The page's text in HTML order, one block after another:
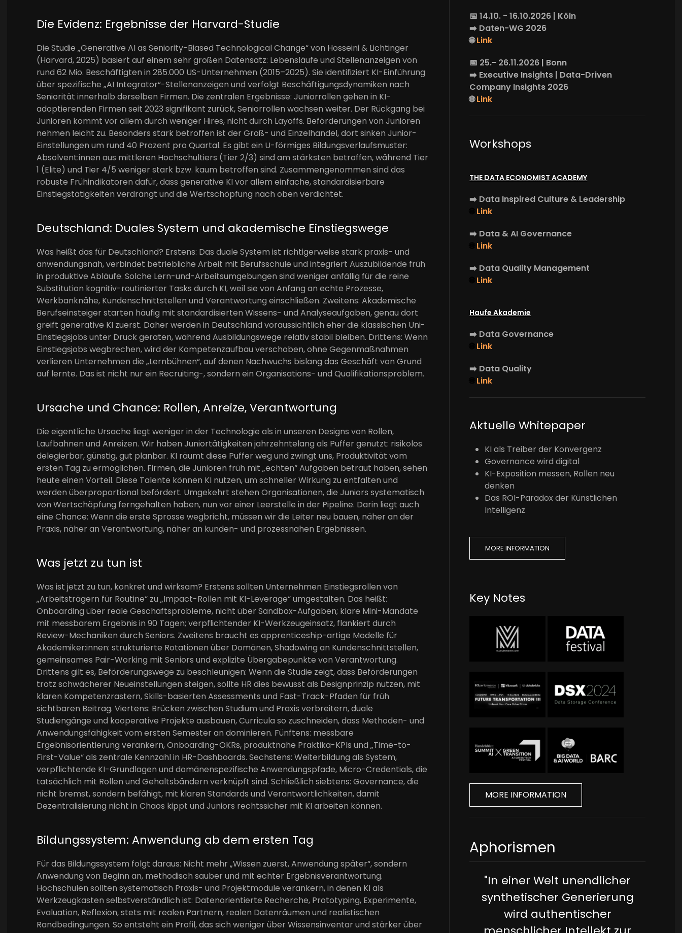
Die Evidenz: Ergebnisse der Harvard-Studie
Die Studie „Generative AI as Seniority-Biased Technological Change“ von Hosseini & Lichtinger
(Harvard, 2025) basiert auf einem sehr großen Datensatz: Lebensläufe und Stellenanzeigen von
rund 62 Mio. Beschäftigten in 285.000 US-Unternehmen (2015–2025). Sie identifiziert KI-Einführung
über spezifische „AI Integrator“-Stellenanzeigen und verfolgt Beschäftigungsdynamiken nach
Seniorität innerhalb derselben Firmen. Die zentralen Ergebnisse: Juniorrollen gehen in KI-
adoptierenden Firmen seit 2023 signifikant zurück, Seniorrollen wachsen weiter. Der Rückgang bei
Junioren kommt vor allem durch weniger Hires, nicht durch Layoffs. Beförderungen von Junioren
nehmen leicht zu. Besonders stark betroffen ist der Groß- und Einzelhandel, dort sinken Junior-
Einstellungen um rund 40 Prozent pro Quartal. Es gibt ein U-förmiges Bildungsverlaufsmuster:
Absolvent:innen aus mittleren Hochschultiers (Tier 2/3) sind am stärksten betroffen, während Tier
1 (Elite) und Tier 4/5 weniger stark bzw. kaum betroffen sind. Zusammengenommen sind das
robuste Frühindikatoren dafür, dass generative KI vor allem einfache, standardisierbare
Einstiegstätigkeiten verdrängt und die Wertschöpfung nach oben verdichtet.
Deutschland: Duales System und akademische Einstiegswege
Was heißt das für Deutschland? Erstens: Das duale System ist richtigerweise stark praxis- und
anwendungsnah, verbindet betriebliche Arbeit mit Berufsschule und integriert Auszubildende früh
in produktive Abläufe. Solche Lern-und-Arbeitsumgebungen sind weniger anfällig für die reine
Substitution kognitiv-routinierter Tasks durch KI, weil sie von Anfang an echte Prozesse,
Werkbanknähe, Kundenschnittstellen und Verantwortung einschließen. Zweitens: Akademische
Berufseinsteiger starten häufig mit standardisierten Wissens- und Analyseaufgaben, genau dort
greift generative KI zuerst. Daher werden in Deutschland voraussichtlich eher die klassischen Uni-
Einstiegsjobs unter Druck geraten, während Ausbildungswege relativ stabil bleiben. Drittens: Wenn
Einstiegsjobs wegbrechen, wird der Kompetenzaufbau verschoben, ohne Gegenmaßnahmen
verlieren Unternehmen die „Lernbühnen“, auf denen Nachwuchs bislang das Geschäft von Grund
auf lernte. Das ist nicht nur ein Recruiting-, sondern ein Organisations- und Qualifikationsproblem.
Ursache und Chance: Rollen, Anreize, Verantwortung
Die eigentliche Ursache liegt weniger in der Technologie als in unseren Designs von Rollen,
Laufbahnen und Anreizen. Wir haben Juniortätigkeiten jahrzehntelang als Puffer genutzt: risikolos
delegierbar, günstig, gut planbar. KI räumt diese Puffer weg und zwingt uns, Produktivität vom
ersten Tag zu ermöglichen. Firmen, die Junioren früh mit „echten“ Aufgaben betraut haben, sehen
heute einen Vorteil. Diese Talente können KI nutzen, um schneller Wirkung zu entfalten und
werden überproportional befördert. Umgekehrt stehen Organisationen, die Juniors systematisch
von Wertschöpfung ferngehalten haben, nun vor einer Leerstelle in der Pipeline. Darin liegt auch
eine Chance: Wenn die erste Sprosse wegbricht, müssen wir die Leiter neu bauen, näher an der
Praxis, näher an Verantwortung, näher an kunden- und prozessnahen Ergebnissen.
Was jetzt zu tun ist
Was ist jetzt zu tun, konkret und wirksam? Erstens sollten Unternehmen Einstiegsrollen von
„Arbeitsträgern für Routine“ zu „Impact-Rollen mit KI-Leverage“ umgestalten. Das heißt:
Onboarding über reale Geschäftsprobleme, nicht über Sandbox-Aufgaben; klare Mini-Mandate
mit messbarem Ergebnis in 90 Tagen; verpflichtender KI-Werkzeugeinsatz, flankiert durch
Review-Mechaniken durch Seniors. Zweitens braucht es apprenticeship-artige Modelle für
Akademiker:innen: strukturierte Rotationen über Domänen, Shadowing an Kundenschnittstellen,
gemeinsames Pair-Working mit Seniors und explizite Übergabepunkte von Verantwortung.
Drittens gilt es, Beförderungswege zu beschleunigen: Wenn die Studie zeigt, dass Beförderungen
trotz schwächerer Neueinstellungen steigen, sollte HR dies bewusst als Designprinzip nutzen, mit
klaren Kompetenzrastern, Skills-basierten Assessments und Fast-Track-Pfaden für früh
sichtbaren Beitrag. Viertens: Brücken zwischen Studium und Praxis verbreitern, duale
Studiengänge und kooperative Projekte ausbauen, Curricula so zuschneiden, dass Methoden- und
Anwendungsfähigkeit vom ersten Semester an dominieren. Fünftens: messbare
Ergebnisorientierung verankern, Onboarding-OKRs, produktnahe Praktika-KPIs und „Time-to-
First-Value“ als zentrale Kennzahl in HR-Dashboards. Sechstens: Weiterbildung als System,
verpflichtende KI-Grundlagen und domänenspezifische Anwendungspfade, Micro-Credentials, die
tatsächlich mit Rollen und Gehaltsbändern verknüpft sind. Schließlich siebtens: Governance, die
nicht bremst, sondern befähigt, mit klaren Standards und Verantwortlichkeiten, damit
Dezentralisierung nicht in Chaos kippt und Juniors rechtssicher mit KI arbeiten können.
Bildungssystem: Anwendung ab dem ersten Tag
Für das Bildungssystem folgt daraus: Nicht mehr „Wissen zuerst, Anwendung später“, sondern
Anwendung von Beginn an, methodisch sauber und mit echter Ergebnisverantwortung.
Hochschulen sollten systematisch Praxis- und Projektmodule verankern, in denen KI als
Werkzeugkasten selbstverständlich ist: Datenorientierte Recherche, Prototyping, Experimente,
Evaluation, Reflexion, stets mit realen Partnern, realen Datenräumen und realistischen
Randbedingungen. So entsteht ein Profil, das sich weniger über Wissensinventar und stärker über
📅 14.10. - 16.10.2026 | Köln
➡️ Daten-WG 2026
🌐Link
📅 25.- 26.11.2026 | Bonn
➡️ Executive Insights | Data-Driven
Company Insights 2026
🌐Link
Workshops
THE DATA ECONOMIST ACADEMY
➡️ Data Inspired Culture & Leadership
Link
➡️ Data & AI Governance
Link
➡️ Data Quality Management
Link
Haufe Akademie
➡️ Data Governance
Link
➡️ Data Quality
Link
Aktuelle Whitepaper
KI als Treiber der Konvergenz
Governance wird digital
KI-Exposition messen, Rollen neu
denken
Das ROI-Paradox der Künstlichen
Intelligenz
MORE INFORMATION
Key Notes
MORE INFORMATION
Aphorismen
"In einer Welt unendlicher
synthetischer Generierung
wird authentischer